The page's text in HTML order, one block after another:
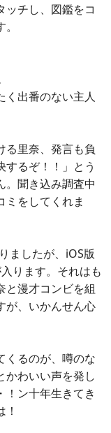
ッチし、図鑑をコ
く出番のない主人
る里奈、発言も負
るぞ！！」とう
。聞き込み調査中
ミをしてくれま
ましたが、iOS版
ります。それはも
と漫才コンビを組
が、いかんせん心
くるのが、噂のな
かわいい声を発し
！ン十年生きてき